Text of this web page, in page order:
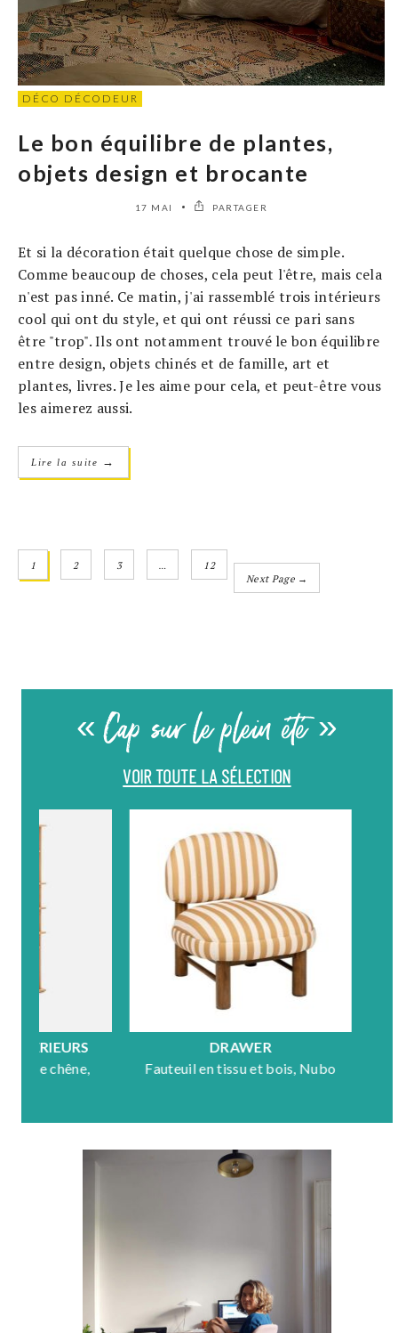
DÉCO DÉCODEUR
Le bon équilibre de plantes,
objets design et brocante
17 MAI PARTAGER
Et si la décoration était quelque chose de simple.
Comme beaucoup de choses, cela peut l'être, mais cela
n'est pas inné. Ce matin, j'ai rassemblé trois intérieurs
cool qui ont du style, et qui ont réussi ce pari sans
être "trop". Ils ont notamment trouvé le bon équilibre
entre design, objets chinés et de famille, art et
plantes, livres. Je les aime pour cela, et peut-être vous
les aimerez aussi.
Lire la suite →
1 2 3
12
Next Page →
« Cap sur le plein été »
VOIR TOUTE LA SÉLECTION
Fauteuil en tissu et bois, Nubo
Table basse